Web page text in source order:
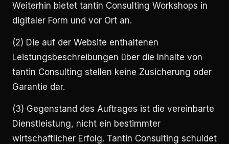
Weiterhin bietet tantin Consulting Workshops in
digitaler Form und vor Ort an.
(2) Die auf der Website enthaltenen
Leistungsbeschreibungen über die Inhalte von
tantin Consulting stellen keine Zusicherung oder
Garantie dar.
(3) Gegenstand des Auftrages ist die vereinbarte
Dienstleistung, nicht ein bestimmter
wirtschaftlicher Erfolg. Tantin Consulting schuldet